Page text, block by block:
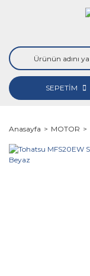
SEPETİM
Anasayfa MOTOR